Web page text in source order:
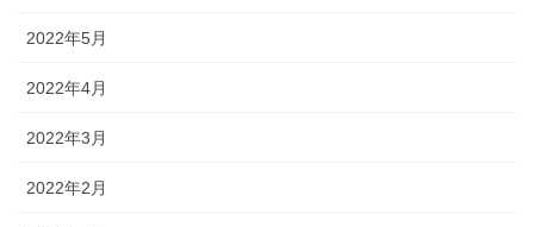
2022年5月
2022年4月
2022年3月
2022年2月